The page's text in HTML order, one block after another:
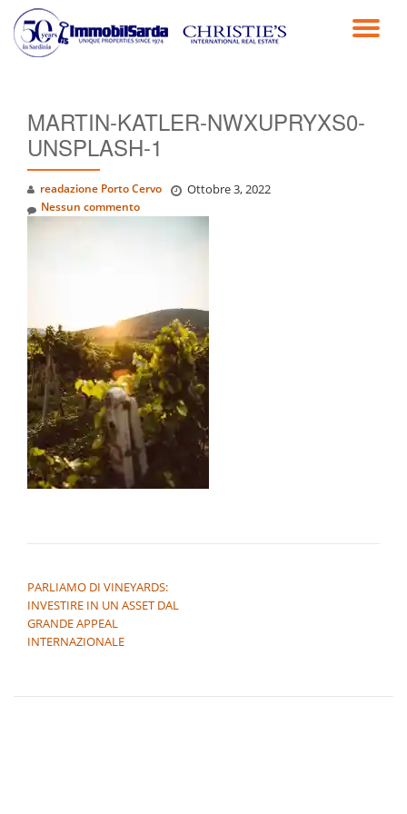
Passa
MARTIN-KATLER-NWXUPRYXS0-
UNSPLASH-1
readazione Porto Cervo Ottobre 3, 2022
Nessun commento
PARLIAMO DI VINEYARDS:
INVESTIRE IN UN ASSET DAL
GRANDE APPEAL
INTERNAZIONALE